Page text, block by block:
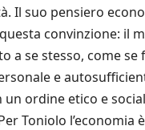
Il suo pensiero
convinzione: il
a se stesso, come se
e
un ordine etico e
Toniolo l’economia